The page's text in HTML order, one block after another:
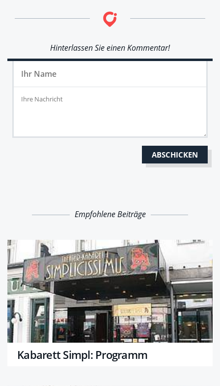
Hinterlassen Sie einen Kommentar!
Empfohlene Beiträge
Kabarett Simpl: Programm